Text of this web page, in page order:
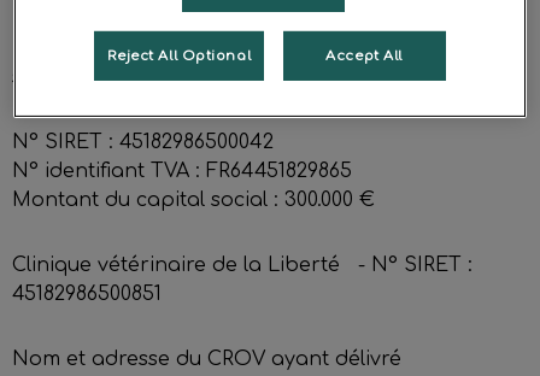
Immatriculée au RCS le 28.01.2004
sous le numéro Nanterre 451 829 865
N° SIRET : 45182986500042
N° identifiant TVA : FR64451829865
Montant du capital social : 300.000 €
Clinique vétérinaire de la Liberté - N° SIRET :
45182986500851
Nom et adresse du CROV ayant délivré
Reject All Optional Accept All